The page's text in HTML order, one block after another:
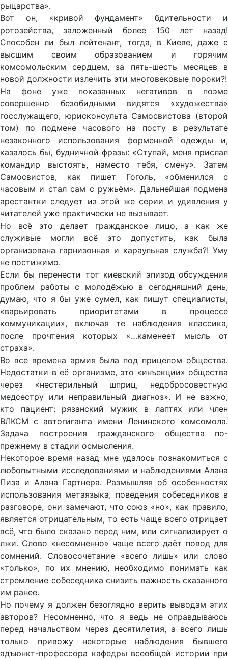
рыцарства».
Вот он, «кривой фундамент» бдительности и
ротозейства, заложенный более 150 лет назад!
Способен ли был лейтенант, тогда, в Киеве, даже с
высшим своим образованием и горячим
комсомольским сердцем, за пять-шесть месяцев в
новой должности излечить эти многовековые пороки?!
На фоне уже показанных негативов в поэме
совершенно безобидными видятся «художества»
госслужащего, юрисконсульта Самосвистова (второй
том) по подмене часового на посту в результате
незаконного использования форменной одежды и,
казалось бы, будничной фразы: «Ступай, меня прислал
командир выстоять, наместо тебя, смену». Затем
Самосвистов, как пишет Гоголь, «обменился с
часовым и стал сам с ружьём». Дальнейшая подмена
арестантки следует из этой же серии и удивления у
читателей уже практически не вызывает.
Но всё это делает гражданское лицо, а как же
служивые могли всё это допустить, как была
организована гарнизонная и караульная служба?! Уму
не постижимо.
Если бы перенести тот киевский эпизод обсуждения
проблем работы с молодёжью в сегодняшний день,
думаю, что я бы уже сумел, как пишут специалисты,
«варьировать приоритетами в процессе
коммуникации», включая те наблюдения классика,
после прочтения которых «…каменеет мысль от
страха».
Во все времена армия была под прицелом общества.
Недостатки в её организме, это «инъекции» общества
через «нестерильный шприц, недобросовестную
медсестру или неправильный диагноз». И не важно,
кто пациент: рязанский мужик в лаптях или член
ВЛКСМ с автогиганта имени Ленинского комсомола.
Задача построения гражданского общества по-
прежнему в стадии осмысления.
Некоторое время назад мне удалось познакомиться с
любопытными исследованиями и наблюдениями Алана
Пиза и Алана Гартнера. Размышляя об особенностях
использования метаязыка, поведения собеседников в
разговоре, они замечают, что союз «но», как правило,
является отрицательным, то есть чаще всего отрицает
всё, что было сказано перед ним, или сигнализирует о
лжи. Слово «несомненно» чаще всего даёт повод для
сомнений. Словосочетание «всего лишь» или слово
«только», по их мнению, необходимо понимать как
стремление собеседника снизить важность сказанного
им ранее.
Но почему я должен безоглядно верить выводам этих
авторов? Несомненно, что я ведь не оправдываюсь
перед начальством через десятилетия, а всего лишь
только привожу некоторые наблюдения бывшего
адъюнкт-профессора кафедры всеобщей истории при